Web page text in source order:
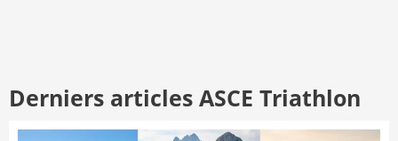
Derniers articles ASCE Triathlon